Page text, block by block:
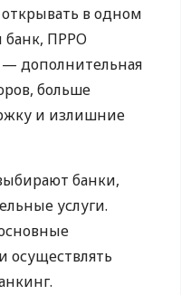
в одном
банк, ПРРО
— дополнительная
больше
и излишние
банки,
услуги.
осуществлять